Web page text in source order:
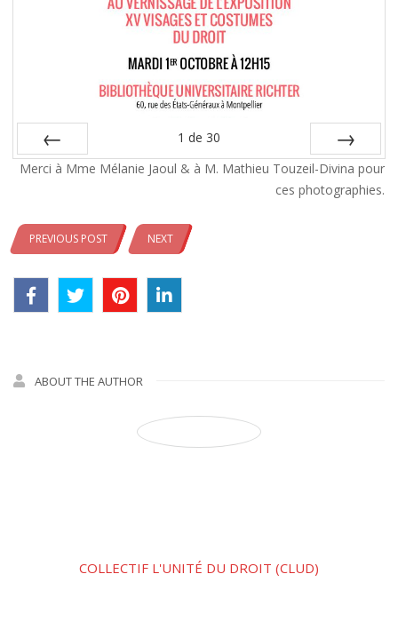
Préc
1 de 30
Suiv.
Merci à Mme Mélanie Jaoul & à M. Mathieu Touzeil-Divina pour
ces photographies.
PREVIOUS POST NEXT
ABOUT THE AUTHOR
COLLECTIF L'UNITÉ DU DROIT (CLUD)